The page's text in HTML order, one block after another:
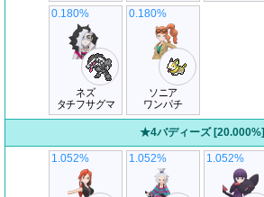
ネズ
タチフサグマ
0.180%
ソニア
ワンパチ
0.180%
★4バディーズ [20.000%]
1.052% 1.052% 1.052%